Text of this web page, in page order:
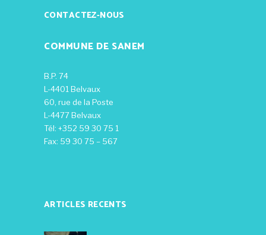
CONTACTEZ-NOUS
COMMUNE DE SANEM
B.P. 74
L-4401 Belvaux
60, rue de la Poste
L-4477 Belvaux
Tél: +352 59 30 75 1
Fax: 59 30 75 – 567
ARTICLES RECENTS